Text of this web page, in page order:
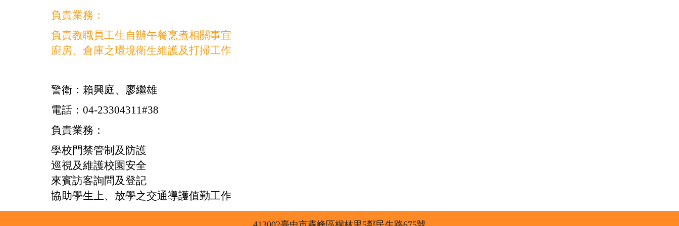
負責業務：
負責教職員工生自辦午餐烹煮相關事宜
廚房、倉庫之環境衛生維護及打掃工作
警衛：賴興庭、廖繼雄
電話：04-23304311#38
負責業務：
學校門禁管制及防護
巡視及維護校園安全
來賓訪客詢問及登記
協助學生上、放學之交通導護值勤工作